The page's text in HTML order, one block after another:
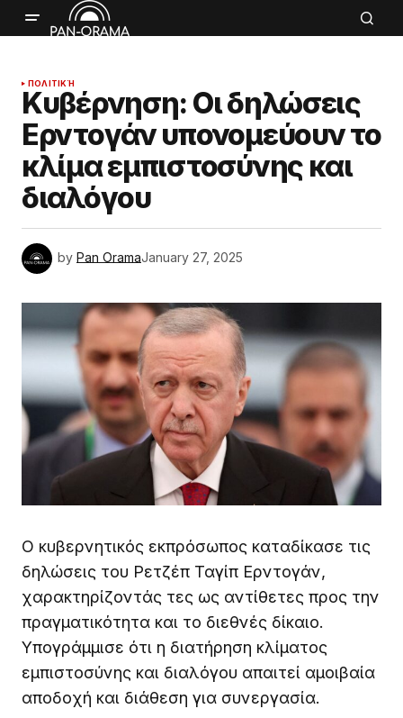
ΠΟΛΙΤΙΚΉ
Κυβέρνηση: Οι δηλώσεις
Ερντογάν υπονομεύουν το
κλίμα εμπιστοσύνης και
διαλόγου
by Pan OramaJanuary 27, 2025
Ο κυβερνητικός εκπρόσωπος καταδίκασε τις
δηλώσεις του Ρετζέπ Ταγίπ Ερντογάν,
χαρακτηρίζοντάς τες ως αντίθετες προς την
πραγματικότητα και το διεθνές δίκαιο.
Υπογράμμισε ότι η διατήρηση κλίματος
εμπιστοσύνης και διαλόγου απαιτεί αμοιβαία
αποδοχή και διάθεση για συνεργασία.